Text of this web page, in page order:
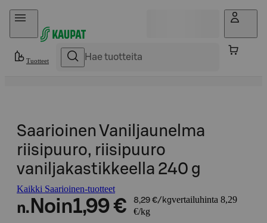
Hyppää sisältöön
Tuotteet
Saarioinen Vaniljaunelma
riisipuuro, riisipuuro
vaniljakastikkeella 240 g
Kaikki Saarioinen-tuotteet
n. Noin1,99 € 8,29 €/kgvertailuhinta 8,29
€/kg